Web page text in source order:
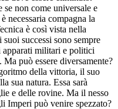
non come universale e
necessaria compagna la
è così vista nella
successi sono sempre
militari e politici
può essere diversamente?
della vittoria, il suo
sua natura. Essa sarà
e delle rovine. Ma il nesso
Imperi può venire spezzato?